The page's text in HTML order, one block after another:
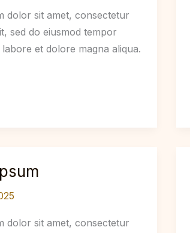
dolor sit amet, consectetur
sed do eiusmod tempor
et dolore magna aliqua.
dolor sit amet, consectetur